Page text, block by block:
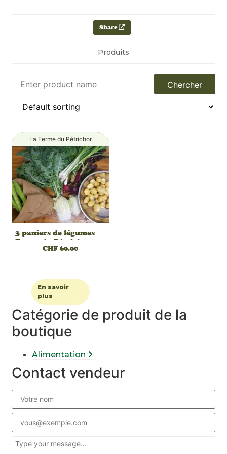
Catégorie de produit de la
boutique
Alimentation
Contact vendeur
Share
Produits
3 paniers de légumes
Ferme du Pétrichor –
Offre découverte
CHF60.00
La Ferme du Pétrichor
En savoir
plus